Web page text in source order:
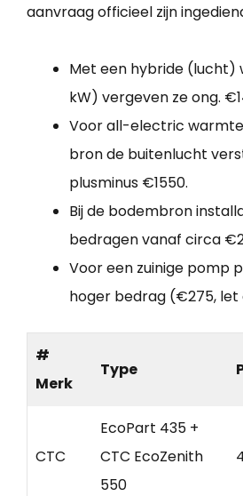
aanvraag officieel zijn
Met een hybride
kW) vergeven ze ong.
Voor all-electric
bron de buitenlucht
plusminus €1550.
Bij de bodembron
bedragen vanaf circa
Voor een zuinige pomp
hoger bedrag (€275, let
#
Merk
Type
CTC
EcoPart 435 +
CTC EcoZenith
550